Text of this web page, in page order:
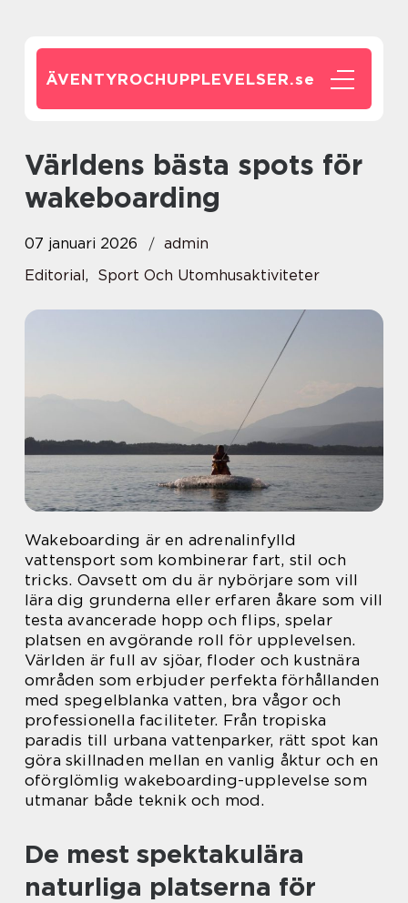
ÄVENTYROCHUPPLEVELSER.se
Världens bästa spots för
wakeboarding
07 januari 2026
admin
Editorial, Sport Och Utomhusaktiviteter
Wakeboarding är en adrenalinfylld
vattensport som kombinerar fart, stil och
tricks. Oavsett om du är nybörjare som vill
lära dig grunderna eller erfaren åkare som vill
testa avancerade hopp och flips, spelar
platsen en avgörande roll för upplevelsen.
Världen är full av sjöar, floder och kustnära
områden som erbjuder perfekta förhållanden
med spegelblanka vatten, bra vågor och
professionella faciliteter. Från tropiska
paradis till urbana vattenparker, rätt spot kan
göra skillnaden mellan en vanlig åktur och en
oförglömlig wakeboarding-upplevelse som
utmanar både teknik och mod.
De mest spektakulära
naturliga platserna för